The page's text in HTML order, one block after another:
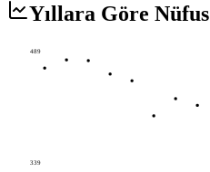
Yıllara Göre Nüfus
489
339